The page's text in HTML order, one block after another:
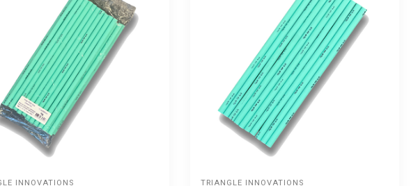
INNOVATIONS TRIANGLE INNOVATIONS